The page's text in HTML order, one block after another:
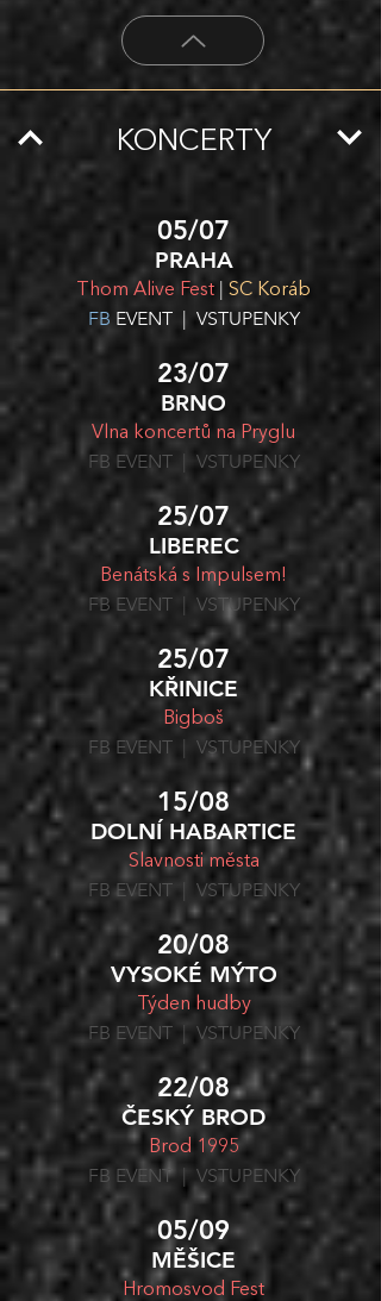
KONCERTY
05/07
PRAHA
Thom Alive Fest | SC Koráb
FB EVENT | VSTUPENKY
23/07
BRNO
Vlna koncertů na Pryglu
FB EVENT | VSTUPENKY
25/07
LIBEREC
Benátská s Impulsem!
FB EVENT | VSTUPENKY
25/07
KŘINICE
Bigboš
FB EVENT | VSTUPENKY
15/08
DOLNÍ HABARTICE
Slavnosti města
FB EVENT | VSTUPENKY
20/08
VYSOKÉ MÝTO
Týden hudby
FB EVENT | VSTUPENKY
22/08
ČESKÝ BROD
Brod 1995
FB EVENT | VSTUPENKY
05/09
MĚŠICE
Hromosvod Fest